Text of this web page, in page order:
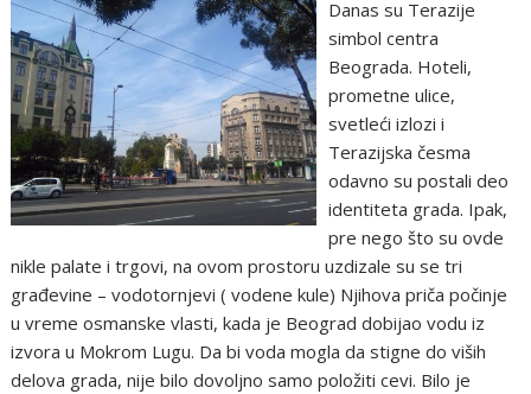
Danas su Terazije
simbol centra
Beograda. Hoteli,
prometne ulice,
svetleći izlozi i
Terazijska česma
odavno su postali deo
identiteta grada. Ipak,
pre nego što su ovde
nikle palate i trgovi, na ovom prostoru uzdizale su se tri
građevine – vodotornjevi ( vodene kule) Njihova priča počinje
u vreme osmanske vlasti, kada je Beograd dobijao vodu iz
izvora u Mokrom Lugu. Da bi voda mogla da stigne do viših
delova grada, nije bilo dovoljno samo položiti cevi. Bilo je